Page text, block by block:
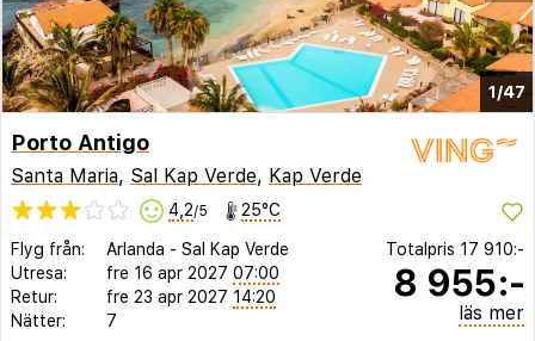
1/47
Porto Antigo
Santa Maria, Sal Kap Verde, Kap Verde
4,2/5 25°C
Flyg från: Arlanda - Sal Kap Verde
Utresa:
fre 16 apr 2027 07:00
Retur:
fre 23 apr 2027 14:20
Nätter:
7
Totalpris 17 910:-
8 955:-
läs mer